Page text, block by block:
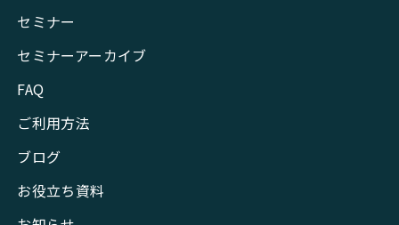
セミナー
セミナーアーカイブ
FAQ
ご利用方法
ブログ
お役立ち資料